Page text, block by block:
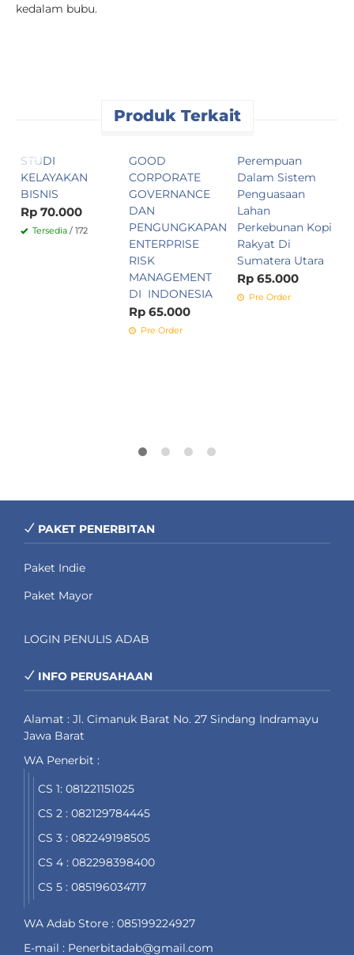
kedalam bubu.
Produk Terkait
STUDI
KELAYAKAN
BISNIS
Rp 70.000
Tersedia / 172
GOOD
CORPORATE
GOVERNANCE
DAN
PENGUNGKAPAN
ENTERPRISE
RISK
MANAGEMENT
DI INDONESIA
Rp 65.000
Pre Order
Perempuan
Dalam Sistem
Penguasaan
Lahan
Perkebunan Kopi
Rakyat Di
Sumatera Utara
Rp 65.000
Pre Order
PAKET PENERBITAN
Paket Indie
Paket Mayor
LOGIN PENULIS ADAB
INFO PERUSAHAAN
Alamat : Jl. Cimanuk Barat No. 27 Sindang Indramayu
Jawa Barat
WA Penerbit :
CS 1: 081221151025
CS 2 : 082129784445
CS 3 : 082249198505
CS 4 : 082298398400
CS 5 : 085196034717
WA Adab Store : 085199224927
E-mail : Penerbitadab@gmail.com